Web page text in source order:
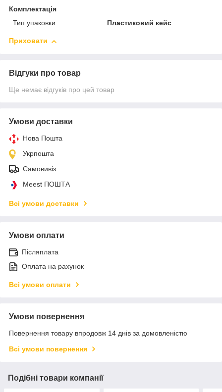
Комплектація
Тип упаковки
Пластиковий кейс
Приховати
Відгуки про товар
Ще немає відгуків про цей товар
Умови доставки
Нова Пошта
Укрпошта
Самовивіз
Meest ПОШТА
Всі умови доставки
Умови оплати
Післяплата
Оплата на рахунок
Всі умови оплати
Умови повернення
Повернення товару впродовж 14 днів за домовленістю
Всі умови повернення
Подібні товари компанії